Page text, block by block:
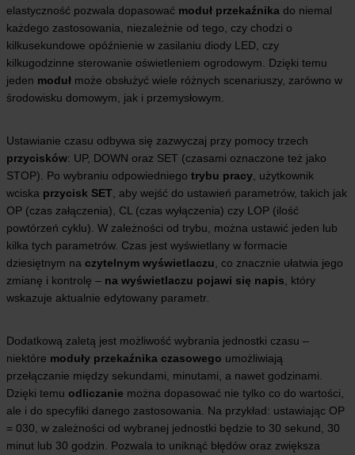
elastyczność pozwala dopasować moduł przekaźnika do niemal
każdego zastosowania, niezależnie od tego, czy chodzi o
kilkusekundowe opóźnienie w zasilaniu diody LED, czy
kilkugodzinne sterowanie oświetleniem ogrodowym. Dzięki temu
jeden moduł może obsłużyć wiele różnych scenariuszy, zarówno w
środowisku domowym, jak i przemysłowym.
Ustawianie czasu odbywa się zazwyczaj przy pomocy trzech
przycisków: UP, DOWN oraz SET (czasami oznaczone też jako
STOP). Po wybraniu odpowiedniego trybu pracy , użytkownik
wciska przycisk SET , aby wejść do ustawień parametrów, takich jak
OP (czas załączenia), CL (czas wyłączenia) czy LOP (ilość
powtórzeń cyklu). W zależności od trybu, można ustawić jeden lub
kilka tych parametrów. Czas jest wyświetlany w formacie
dziesiętnym na czytelnym wyświetlaczu , co znacznie ułatwia jego
zmianę i kontrolę – na wyświetlaczu pojawi się napis , który
wskazuje aktualnie edytowany parametr.
Dodatkową zaletą jest możliwość wybrania jednostki czasu –
niektóre moduły przekaźnika czasowego umożliwiają
przełączanie między sekundami, minutami, a nawet godzinami.
Dzięki temu odliczanie można dopasować nie tylko co do wartości,
ale i do specyfiki danego zastosowania. Na przykład: ustawiając OP
= 030, w zależności od wybranej jednostki będzie to 30 sekund, 30
minut lub 30 godzin. Pozwala to uniknąć błędów oraz zwiększa